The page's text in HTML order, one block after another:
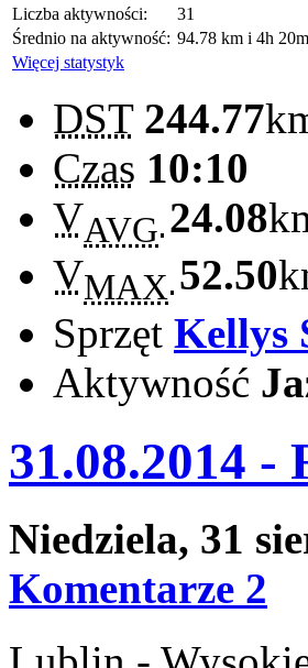
Liczba aktywności:
31
Średnio na aktywność: 94.78 km i 4h 20m
Więcej statystyk
DST 244.77
Czas 10:10
VAVG 24.08
VMAX 52.50
Sprzęt Kellys
Aktywność
31.08.2014 -
Niedziela, 31
Komentarze 2